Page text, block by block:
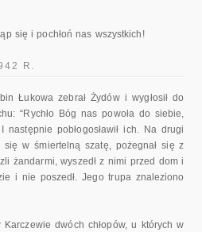
się i pochłoń nas wszystkich!
R.
Łukowa zebrał Żydów i wygłosił do
“Rychło Bóg nas powoła do siebie,
pobłogosławił ich. Na drugi
się w śmiertelną szatę, pożegnał się z
żandarmi, wyszedł z nimi przed dom i
i nie poszedł. Jego trupa znaleziono
dwóch chłopów, u których w